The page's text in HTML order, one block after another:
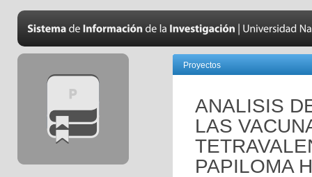
Proyectos
ANALISIS
LAS
PAPILOMA